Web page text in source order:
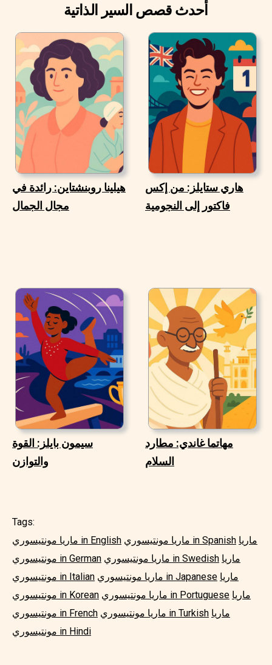
أحدث قصص السير الذاتية
هيلينا روبنشتاين: رائدة في
مجال الجمال
هاري ستايلز: من إكس
فاكتور إلى النجومية
سيمون بايلز: القوة
والتوازن
مهاتما غاندي: مطارد
السلام
Tags:
ماريا مونتيسوري in English
ماريا مونتيسوري in Spanish ماريا
مونتيسوري in German
ماريا مونتيسوري in Swedish ماريا
مونتيسوري in Italian
ماريا مونتيسوري in Japanese ماريا
مونتيسوري in Korean
ماريا مونتيسوري in Portuguese ماريا
مونتيسوري in French
ماريا مونتيسوري in Turkish ماريا
مونتيسوري in Hindi